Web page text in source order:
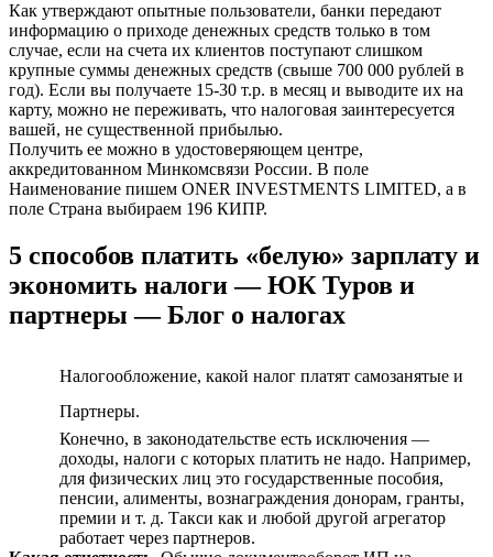
Как утверждают опытные пользователи, банки передают
информацию о приходе денежных средств только в том
случае, если на счета их клиентов поступают слишком
крупные суммы денежных средств (свыше 700 000 рублей в
год). Если вы получаете 15-30 т.р. в месяц и выводите их на
карту, можно не переживать, что налоговая заинтересуется
вашей, не существенной прибылью.
Получить ее можно в удостоверяющем центре,
аккредитованном Минкомсвязи России. В поле
Наименование пишем ONER INVESTMENTS LIMITED, а в
поле Страна выбираем 196 КИПР.
5 способов платить «белую» зарплату и
экономить налоги — ЮК Туров и
партнеры — Блог о налогах
Налогообложение, какой налог платят самозанятые и
Партнеры.
Конечно, в законодательстве есть исключения —
доходы, налоги с которых платить не надо. Например,
для физических лиц это государственные пособия,
пенсии, алименты, вознаграждения донорам, гранты,
премии и т. д. Такси как и любой другой агрегатор
работает через партнеров.